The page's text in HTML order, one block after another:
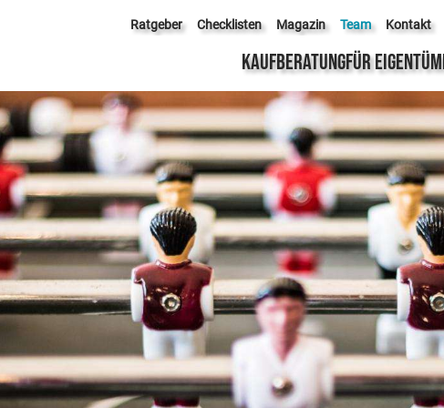
Ratgeber Checklisten Magazin Team Kontakt
KAUFBERATUNGFÜR